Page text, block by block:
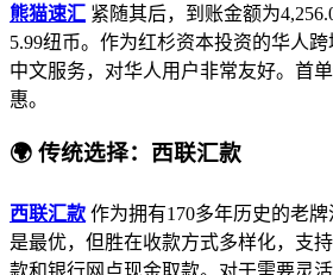
熊猫速汇 紧随其后，到账金额为
5.99纽币。作为红杉资本投资的华人
中文服务，对华人用户非常友好。首
惠。
🌍 传统选择：西联汇款
西联汇款 作为拥有170多年历史的老
是最优，但胜在收款方式多样化，支
款和银行网点现金取款。对于需要灵